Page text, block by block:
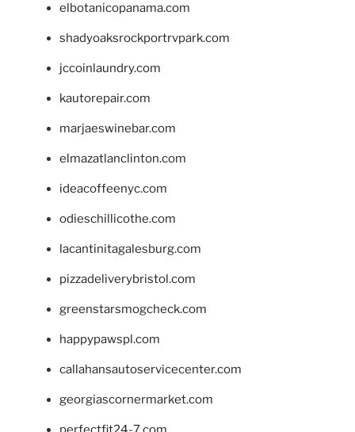
elbotanicopanama.com
shadyoaksrockportrvpark.com
jccoinlaundry.com
kautorepair.com
marjaeswinebar.com
elmazatlanclinton.com
ideacoffeenyc.com
odieschillicothe.com
lacantinitagalesburg.com
pizzadeliverybristol.com
greenstarsmogcheck.com
happypawspl.com
callahansautoservicecenter.com
georgiascornermarket.com